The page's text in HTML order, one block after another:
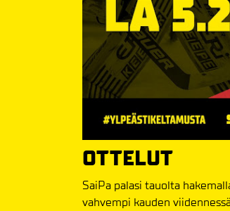
OTTELUT
SaiPa palasi tauolta
vahvempi kauden